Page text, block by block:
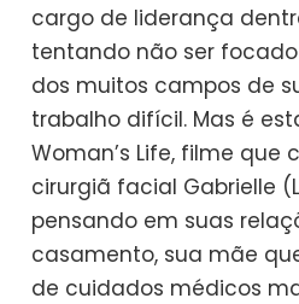
cargo de liderança
tentando não ser
dos muitos campos de
trabalho difícil. Mas é
Woman’s Life, filme que
cirurgiã facial Gabrielle
pensando em suas
casamento, sua mãe
de cuidados médicos